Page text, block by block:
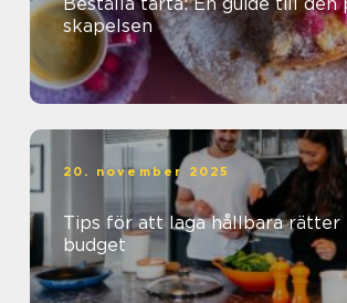
skapelsen
20. november 2025
Tips för att laga hållbara rätter
budget